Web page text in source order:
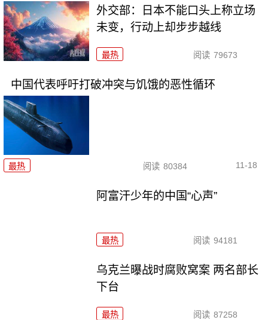
外交部：日本不能口头上称立场
未变，行动上却步步越线
最热 阅读 79673
中国代表呼吁打破冲突与饥饿的恶性循环
最热 阅读 80384 11-18
阿富汗少年的中国“心声”
最热 阅读 94181
乌克兰曝战时腐败窝案 两名部长
下台
最热 阅读 87258